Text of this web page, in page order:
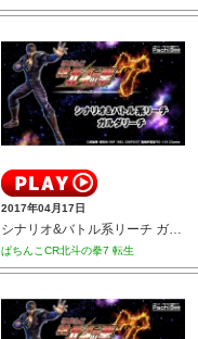
2017年04月17日
シナリオ&バトル系リーチ ガルダリーチ
ぱちんこCR北斗の拳7 転生